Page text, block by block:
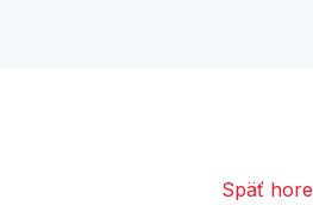
Späť hore